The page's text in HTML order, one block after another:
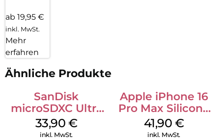
ab 19,95 €
inkl. MwSt.
Mehr
erfahren
Ähnliche Produkte
SanDisk
microSDXC Ultra
128 GB + Adapter
Mobile
33,90 €
inkl. MwSt.
Apple iPhone 16
Pro Max Silicone
Case MagSafe
Ultramarine
41,90 €
inkl. MwSt.